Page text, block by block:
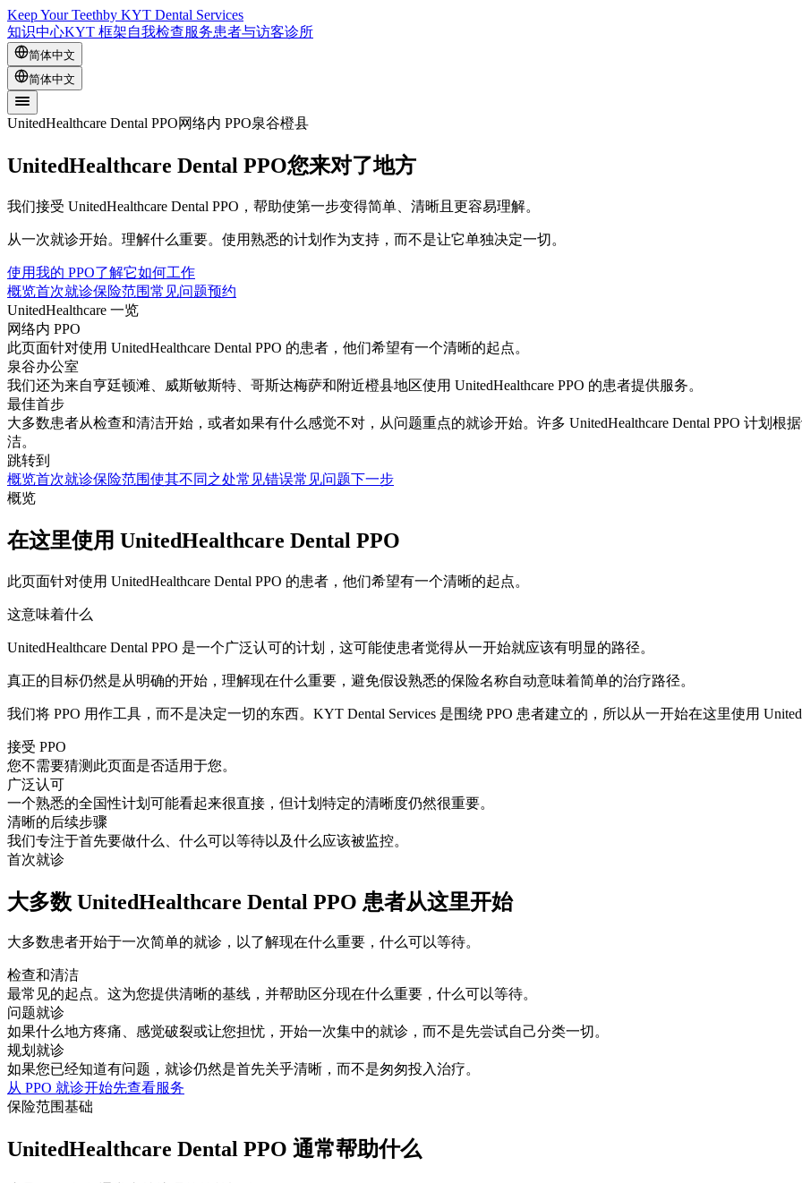
Keep Your Teethby KYT Dental Services
知识中心KYT 框架自我检查服务患者与访客诊所
简体中文
简体中文
UnitedHealthcare Dental PPO网络内 PPO泉谷橙县
UnitedHealthcare Dental PPO您来对了地方
我们接受 UnitedHealthcare Dental PPO，帮助使第一步变得简单、清晰且更容易理解。
从一次就诊开始。理解什么重要。使用熟悉的计划作为支持，而不是让它单独决定一切。
使用我的 PPO了解它如何工作
概览首次就诊保险范围常见问题预约
UnitedHealthcare 一览
网络内 PPO
此页面针对使用 UnitedHealthcare Dental PPO 的患者，他们希望有一个清晰的起点。
泉谷办公室
我们还为来自亨廷顿滩、威斯敏斯特、哥斯达梅萨和附近橙县地区使用 UnitedHealthcare PPO 的患者提供服务。
最佳首步
大多数患者从检查和清洁开始，或者如果有什么感觉不对，从问题重点的就诊开始。许多 UnitedHealthcare Dental PPO 计划根
洁。
跳转到
概览首次就诊保险范围使其不同之处常见错误常见问题下一步
概览
在这里使用 UnitedHealthcare Dental PPO
此页面针对使用 UnitedHealthcare Dental PPO 的患者，他们希望有一个清晰的起点。
这意味着什么
UnitedHealthcare Dental PPO 是一个广泛认可的计划，这可能使患者觉得从一开始就应该有明显的路径。
真正的目标仍然是从明确的开始，理解现在什么重要，避免假设熟悉的保险名称自动意味着简单的治疗路径。
我们将 PPO 用作工具，而不是决定一切的东西。KYT Dental Services 是围绕 PPO 患者建立的，所以从一开始在这里使用
接受 PPO
您不需要猜测此页面是否适用于您。
广泛认可
一个熟悉的全国性计划可能看起来很直接，但计划特定的清晰度仍然很重要。
清晰的后续步骤
我们专注于首先要做什么、什么可以等待以及什么应该被监控。
首次就诊
大多数 UnitedHealthcare Dental PPO 患者从这里开始
大多数患者开始于一次简单的就诊，以了解现在什么重要，什么可以等待。
检查和清洁
最常见的起点。这为您提供清晰的基线，并帮助区分现在什么重要，什么可以等待。
问题就诊
如果什么地方疼痛、感觉破裂或让您担忧，开始一次集中的就诊，而不是先尝试自己分类一切。
规划就诊
如果您已经知道有问题，就诊仍然是首先关乎清晰，而不是匆匆投入治疗。
从 PPO 就诊开始先查看服务
保险范围基础
UnitedHealthcare Dental PPO 通常帮助什么